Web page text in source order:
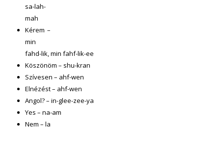
sa-lah-
mah
Kérem –
min
fahd-lik, min fahf-lik-ee
Köszönöm – shu-kran
Szívesen – ahf-wen
Elnézést – ahf-wen
Angol? – in-glee-zee-ya
Yes – na-am
Nem – la